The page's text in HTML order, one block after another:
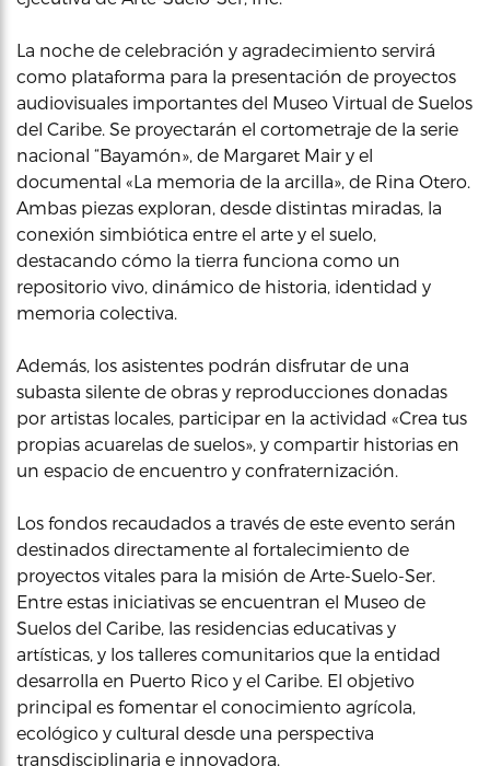
La noche de celebración y agradecimiento servirá
como plataforma para la presentación de proyectos
audiovisuales importantes del Museo Virtual de Suelos
del Caribe. Se proyectarán el cortometraje de la serie
nacional “Bayamón», de Margaret Mair y el
documental «La memoria de la arcilla», de Rina Otero.
Ambas piezas exploran, desde distintas miradas, la
conexión simbiótica entre el arte y el suelo,
destacando cómo la tierra funciona como un
repositorio vivo, dinámico de historia, identidad y
memoria colectiva.
Además, los asistentes podrán disfrutar de una
subasta silente de obras y reproducciones donadas
por artistas locales, participar en la actividad «Crea tus
propias acuarelas de suelos», y compartir historias en
un espacio de encuentro y confraternización.
Los fondos recaudados a través de este evento serán
destinados directamente al fortalecimiento de
proyectos vitales para la misión de Arte-Suelo-Ser.
Entre estas iniciativas se encuentran el Museo de
Suelos del Caribe, las residencias educativas y
artísticas, y los talleres comunitarios que la entidad
desarrolla en Puerto Rico y el Caribe. El objetivo
principal es fomentar el conocimiento agrícola,
ecológico y cultural desde una perspectiva
transdisciplinaria e innovadora.